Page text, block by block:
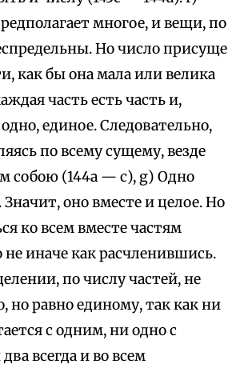
многое, и вещи, по
Но число присуще
как бы она мала или велика
часть есть часть и,
единое. Следовательно,
по всему сущему, везде
собою (144а — с), g) Одно
оно вместе и целое. Но
ко всем вместе частям
иначе как расчленившись.
по числу частей, не
но равно единому, так как ни
с одним, ни одно с
всегда и во всем